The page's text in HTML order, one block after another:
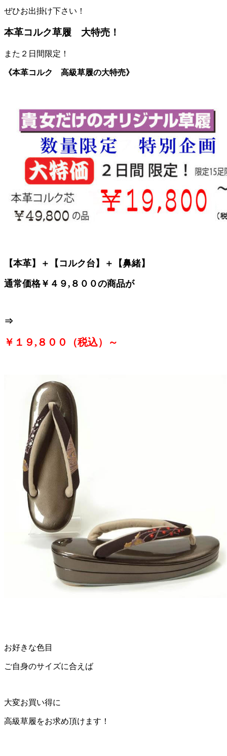
ぜひお出掛け下さい！
本革コルク草履 大特売！
また２日間限定！
《本革コルク 高級草履の大特売》
【本革】＋【コルク台】＋【鼻緒】
通常価格￥４９,８００の商品が
⇒
￥１９,８００（税込）～
お好きな色目
ご自身のサイズに合えば
大変お買い得に
高級草履をお求め頂けます！